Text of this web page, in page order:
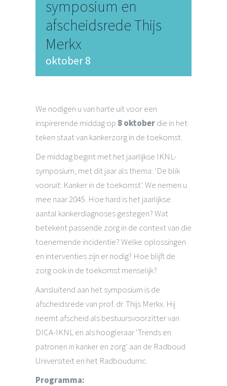
symposium en
afscheidsrede Thijs
Merkx
oktober 8
We nodigen u van harte uit voor een
inspirerende middag op 8 oktoberdie in het
teken staat van kankerzorg in de toekomst.
De middag begint met het jaarlijkse IKNL-
symposium, met dit jaar als thema: ‘De blik
vooruit: Kanker in de toekomst’. We nemen u
mee naar 2045. Hoe hard is het jaarlijkse
aantal kankerdiagnoses gestegen? Wat
betekent passende zorg in de context van die
toenemende incidentie? Welke oplossingen
en interventies zijn er nodig? Hoe blijft de
zorg ook in de toekomst menselijk?
Aansluitend aan het symposium is de
afscheidsrede van prof. dr. Thijs Merkx. Hij
neemt afscheid als bestuursvoorzitter van
DICA-IKNL en als hoogleraar ‘Trends en
patronen in kanker en zorg’ aan de Radboud
Universiteit en het Radboudumc.
Programma: